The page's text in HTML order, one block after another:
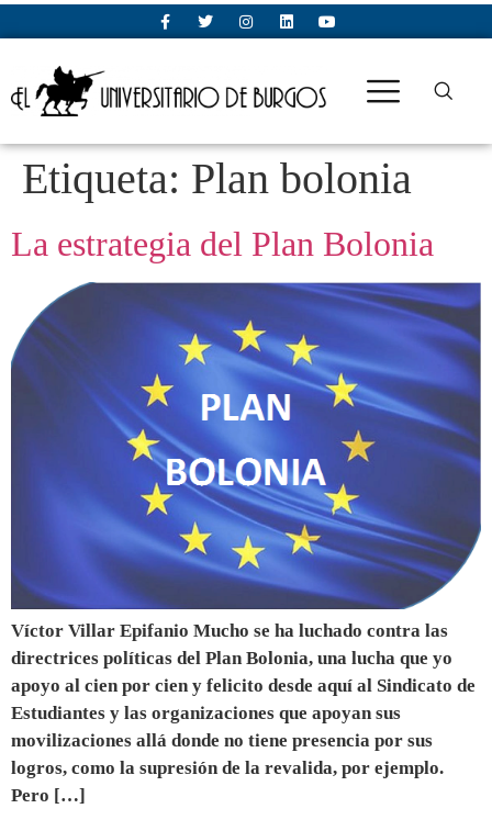
Etiqueta: Plan bolonia
La estrategia del Plan Bolonia
Víctor Villar Epifanio Mucho se ha luchado contra las
directrices políticas del Plan Bolonia, una lucha que yo
apoyo al cien por cien y felicito desde aquí al Sindicato de
Estudiantes y las organizaciones que apoyan sus
movilizaciones allá donde no tiene presencia por sus
logros, como la supresión de la revalida, por ejemplo.
Pero […]